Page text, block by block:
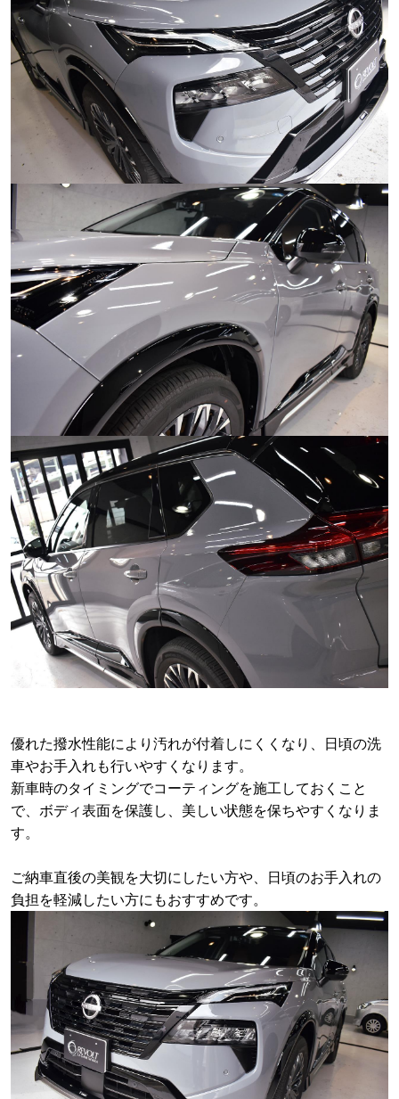
優れた撥水性能により汚れが付着しにくくなり、日頃の洗
車やお手入れも行いやすくなります。
新車時のタイミングでコーティングを施工しておくこと
で、ボディ表面を保護し、美しい状態を保ちやすくなりま
す。
ご納車直後の美観を大切にしたい方や、日頃のお手入れの
負担を軽減したい方にもおすすめです。